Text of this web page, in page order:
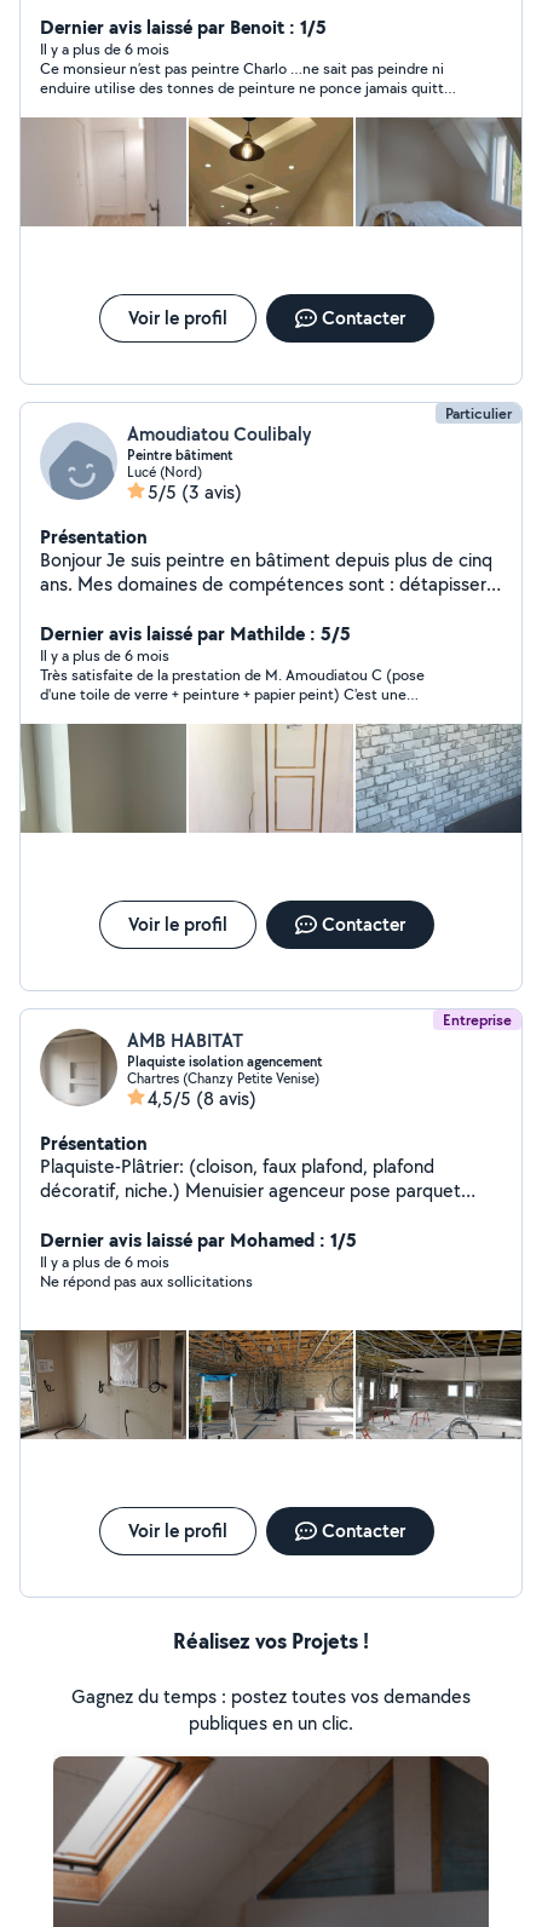
(enduits ponçage, peinture , papier peint.....)
Dernier avis laissé par Benoit : 1/5
Il y a plus de 6 mois
Ce monsieur n’est pas peintre Charlo …ne sait pas peindre ni
enduire utilise des tonnes de peinture ne ponce jamais quitte
somme de plus que nous attendons il peint les poignet de
porte les spots les de carrelages à oui c un champion pour le
parquet que vous voyez je lui suggère de là retirer c chez moi
en le posant il pas professionnel ne bâche rien mais de la
peinture partout nettoie rien passe plus de temps au
Voir le profil Contacter
Particulier
Amoudiatou Coulibaly
Peintre bâtiment
Lucé (Nord)
5/5 (3 avis)
Présentation
Bonjour Je suis peintre en bâtiment depuis plus de cinq
ans. Mes domaines de compétences sont : détapisser
papiers peints ou peintures sur murs intérieurs et pose
de sol en lino. N'hésitez pas à me contacter pour plus
d'informations
Dernier avis laissé par Mathilde : 5/5
Il y a plus de 6 mois
Très satisfaite de la prestation de M. Amoudiatou C (pose
d'une toile de verre + peinture + papier peint) C'est une
beaucoup pour votre travail. Je recommande à 100%
Voir le profil Contacter
Entreprise
AMB HABITAT
Plaquiste isolation agencement
Chartres (Chanzy Petite Venise)
4,5/5 (8 avis)
Présentation
Plaquiste-Plâtrier: (cloison, faux plafond, plafond
décoratif, niche.) Menuisier agenceur pose parquet
Dernier avis laissé par Mohamed : 1/5
Il y a plus de 6 mois
Ne répond pas aux sollicitations
Voir le profil Contacter
Réalisez vos Projets !
Gagnez du temps : postez toutes vos demandes
publiques en un clic.